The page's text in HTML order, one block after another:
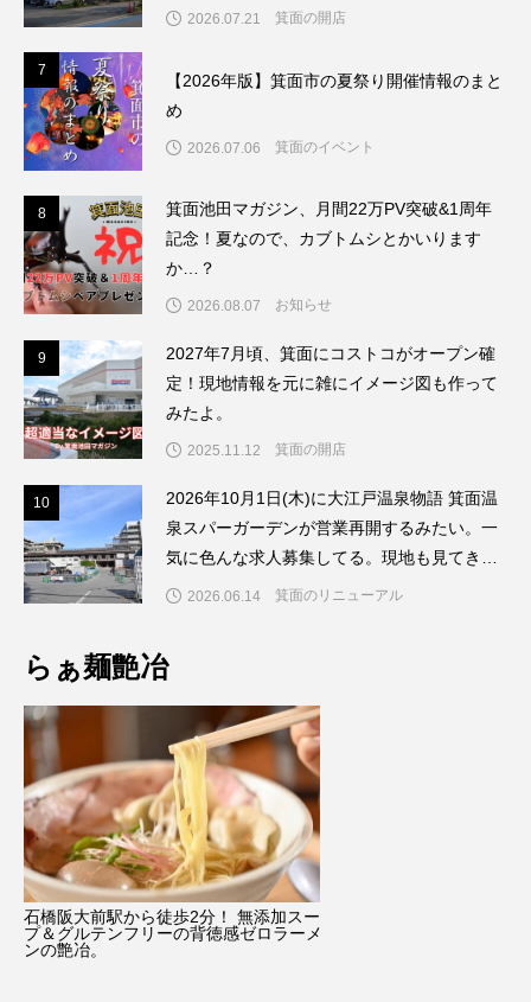
店してリブランドするんだって。
2026.07.21 箕面の開店
7
【2026年版】箕面市の夏祭り開催情報のまと
め
2026.07.06 箕面のイベント
8
箕面池田マガジン、月間22万PV突破&1周年
記念！夏なので、カブトムシとかいります
か…？
2026.08.07 お知らせ
9
2027年7月頃、箕面にコストコがオープン確
定！現地情報を元に雑にイメージ図も作って
みたよ。
2025.11.12 箕面の開店
10
2026年10月1日(木)に大江戸温泉物語 箕面温
泉スパーガーデンが営業再開するみたい。一
気に色んな求人募集してる。現地も見てきた
よ。2026.06.14 箕面のリニューアル
らぁ麺艶冶
石橋阪大前駅から徒歩2分！ 無添加スー
プ＆グルテンフリーの背徳感ゼロラーメ
ンの艶冶。